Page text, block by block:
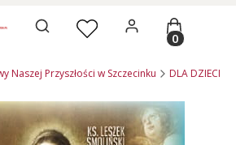
Otwórz wyszukiwarkęProdukty
Przyszłości w Szczecinku DLA DZIECI